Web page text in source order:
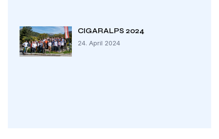
CIGARALPS 2024
24. April 2024